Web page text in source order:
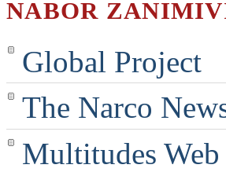
NABOR
Global Project
The Narco
Multitudes Web